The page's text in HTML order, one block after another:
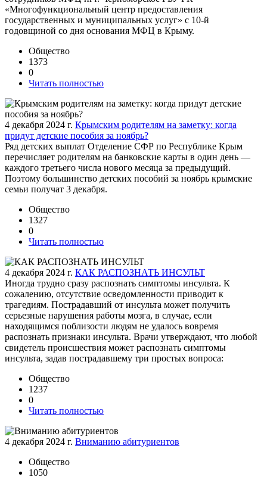
«Многофункциональный центр предоставления
государственных и муниципальных услуг» с 10-й
годовщиной со дня основания МФЦ в Крыму.
Общество
1373
0
Читать полностью
4 декабря 2024 г. Крымским родителям на заметку: когда
придут детские пособия за ноябрь?
Ряд детских выплат Отделение СФР по Республике Крым
перечисляет родителям на банковские карты в один день —
каждого третьего числа нового месяца за предыдущий.
Поэтому большинство детских пособий за ноябрь крымские
семьи получат 3 декабря.
Общество
1327
0
Читать полностью
4 декабря 2024 г. КАК РАСПОЗНАТЬ ИНСУЛЬТ
Иногда трудно сразу распознать симптомы инсульта. К
сожалению, отсутствие осведомленности приводит к
трагедиям. Пострадавший от инсульта может получить
серьезные нарушения работы мозга, в случае, если
находящимся поблизости людям не удалось вовремя
распознать признаки инсульта. Врачи утверждают, что любой
свидетель происшествия может распознать симптомы
инсульта, задав пострадавшему три простых вопроса:
Общество
1237
0
Читать полностью
4 декабря 2024 г. Вниманию абитуриентов
Общество
1050